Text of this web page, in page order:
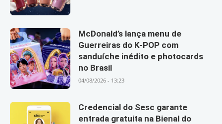
McDonald’s lança menu de
Guerreiras do K-POP com
sanduíche inédito e photocards
no Brasil
04/08/2026 - 13:23
Credencial do Sesc garante
entrada gratuita na Bienal do